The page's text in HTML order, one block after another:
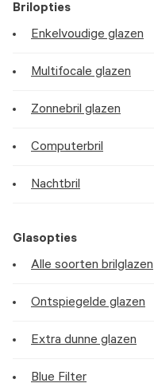
Brilopties
Enkelvoudige glazen
Multifocale glazen
Zonnebril glazen
Computerbril
Nachtbril
Glasopties
Alle soorten brilglazen
Ontspiegelde glazen
Extra dunne glazen
Blue Filter